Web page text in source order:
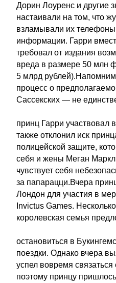
Дорин Лоуренс и другие
настаивали на том, что
взламывали их
информации. Гарри
требовал от издания
вреда в размере 50 млн
5 млрд
процесс о
Сассекских — не
принц Гарри участвовал
также отклонил иск
полицейской защите,
себя и жены Меган
чувствует себя
за папарацци.Вчера
Лондон для участия в
Invictus Games.
королевская семья
остановиться в
поездки. Однако вчера
успел вовремя
поэтому принцу